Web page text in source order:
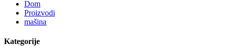
Dom
Proizvodi
mašina
Kategorije